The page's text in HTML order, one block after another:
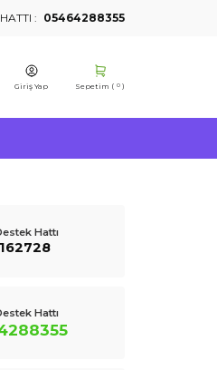
: 05464288355
Giriş Yap Sepetim ( 0 )
Hattı
Hattı